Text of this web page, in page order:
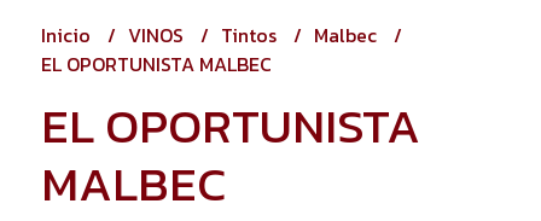
Inicio VINOS Tintos
Malbec
EL OPORTUNISTA MALBEC
EL OPORTUNISTA
MALBEC